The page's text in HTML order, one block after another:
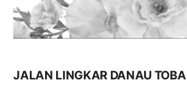
JALAN LINGKAR DANAU TOBA